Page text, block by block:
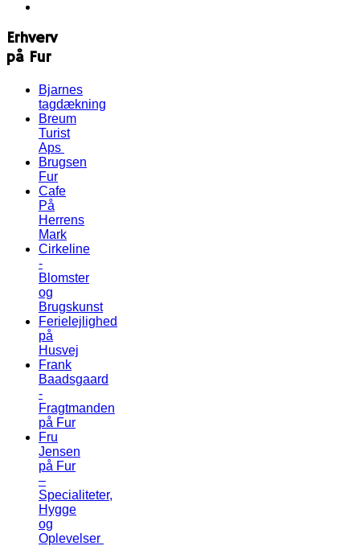
Erhverv
på Fur
Bjarnes
tagdækning
Breum
Turist
Aps
Brugsen
Fur
Cafe
På
Herrens
Mark
Cirkeline
-
Blomster
og
Brugskunst
Ferielejlighed
på
Husvej
Frank
Baadsgaard
-
Fragtmanden
på Fur
Fru
Jensen
på Fur
–
Specialiteter,
Hygge
og
Oplevelser